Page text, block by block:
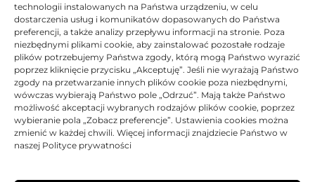
technologii instalowanych na Państwa urządzeniu, w celu
dostarczenia usług i komunikatów dopasowanych do Państwa
preferencji, a także analizy przepływu informacji na stronie. Poza
niezbędnymi plikami cookie, aby zainstalować pozostałe rodzaje
plików potrzebujemy Państwa zgody, którą mogą Państwo wyrazić
poprzez kliknięcie przycisku „Akceptuję”. Jeśli nie wyrażają Państwo
zgody na przetwarzanie innych plików cookie poza niezbędnymi,
wówczas wybierają Państwo pole „Odrzuć”. Mają także Państwo
możliwość akceptacji wybranych rodzajów plików cookie, poprzez
wybieranie pola „Zobacz preferencje”. Ustawienia cookies można
zmienić w każdej chwili. Więcej informacji znajdziecie Państwo w
naszej Polityce prywatności
4570 CDWT, Brother MFC-9460 CDN, Brother MFC-9465
CDN, Brother MFC-9560 CDW, Brother MFC-9970 CDW.
DANE TECHNICZNE
KOMPATYBILNOŚĆ
PRODUKTY POWIĄZANE